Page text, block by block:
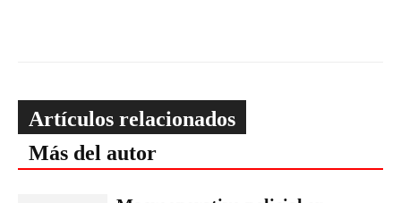
Artículos relacionados
Más del autor